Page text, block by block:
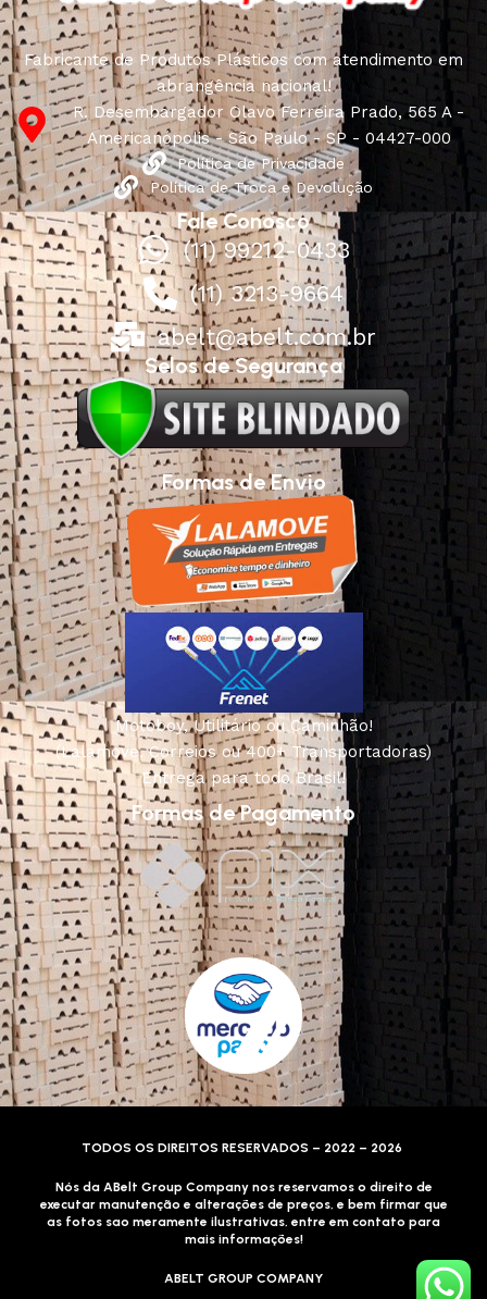
Fabricante de Produtos Plásticos com atendimento em
abrangência nacional!
R. Desembargador Olavo Ferreira Prado, 565 A -
Americanópolis - São Paulo - SP - 04427-000
Política de Privacidade
Política de Troca e Devolução
Fale Conosco
(11) 99212-0433
(11) 3213-9664
abelt@abelt.com.br
Selos de Segurança
Formas de Envio
Motoboy, Utilitário ou Caminhão!
(Lalamove, Correios ou 400+ Transportadoras)
Entrega para todo Brasil!
Formas de Pagamento
TODOS OS DIREITOS RESERVADOS – 2022 – 2026
Nós da ABelt Group Company nos reservamos o direito de
executar manutenção e alterações de preços, e bem firmar que
as fotos sao meramente ilustrativas, entre em contato para
mais informações!
ABELT GROUP COMPANY